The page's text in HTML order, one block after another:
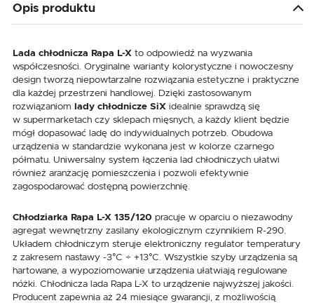
Opis produktu
Lada chłodnicza Rapa L-X to odpowiedź na wyzwania
współczesności. Oryginalne warianty kolorystyczne i nowoczesny
design tworzą niepowtarzalne rozwiązania estetyczne i praktyczne
dla każdej przestrzeni handlowej. Dzięki zastosowanym
rozwiązaniom lady chłodnicze SiX idealnie sprawdzą się
w supermarketach czy sklepach mięsnych, a każdy klient będzie
mógł dopasować ladę do indywidualnych potrzeb. Obudowa
urządzenia w standardzie wykonana jest w kolorze czarnego
półmatu. Uniwersalny system łączenia lad chłodniczych ułatwi
również aranżację pomieszczenia i pozwoli efektywnie
zagospodarować dostępną powierzchnię.
Chłodziarka Rapa L-X 135/120 pracuje w oparciu o niezawodny
agregat wewnętrzny zasilany ekologicznym czynnikiem R-290.
Układem chłodniczym steruje elektroniczny regulator temperatury
z zakresem nastawy -3°C ÷ +13°C. Wszystkie szyby urządzenia są
hartowane, a wypoziomowanie urządzenia ułatwiają regulowane
nóżki. Chłodnicza lada Rapa L-X to urządzenie najwyższej jakości.
Producent zapewnia aż 24 miesiące gwarancji, z możliwością